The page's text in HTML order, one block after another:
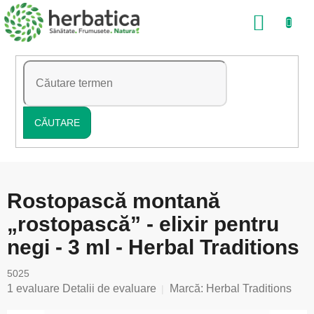
Treci
la
conținut
CĂUTARE
COŞ
Rostopască montană
„rostopască” - elixir pentru
negi - 3 ml - Herbal Traditions
5025
Evaluarea
1 evaluare Detalii de evaluare Marcă: Herbal Traditions